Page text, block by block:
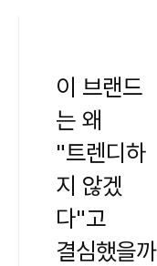
이 브랜드
는 왜
"트렌디하
지 않겠
다"고
결심했을까